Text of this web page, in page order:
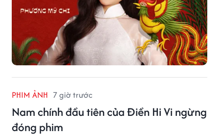
PHIM ẢNH 7 giờ trước
Nam chính đầu tiên của Điền Hi Vi ngừng
đóng phim